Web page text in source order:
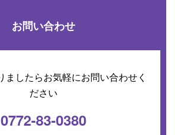
お問い合わせ
ましたらお気軽にお問い合わせく
ださい
0772-83-0380